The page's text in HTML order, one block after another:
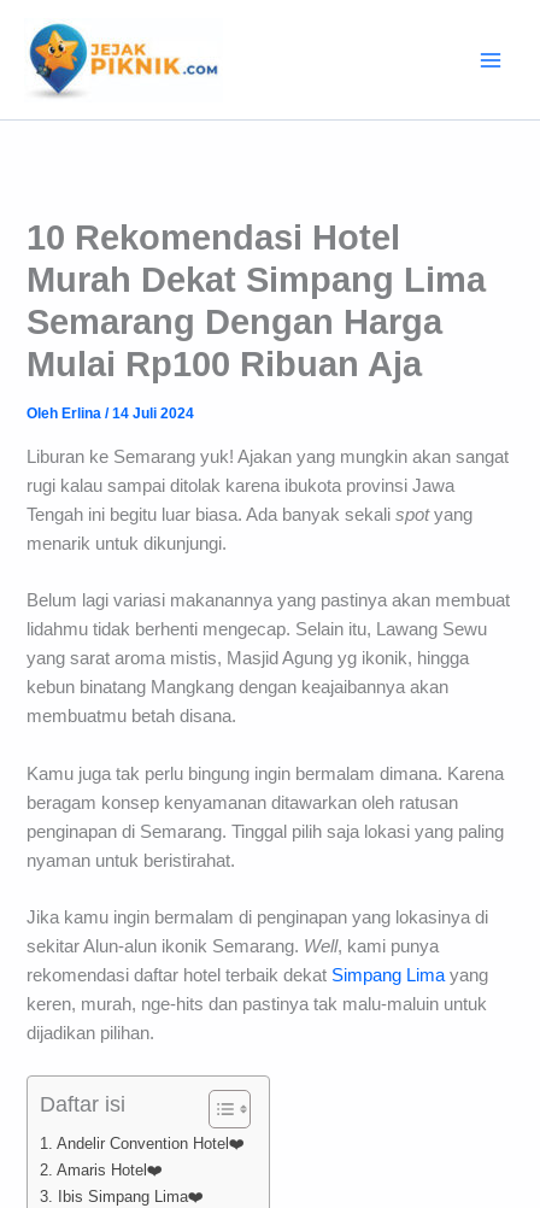
konten
10 Rekomendasi Hotel
Murah Dekat Simpang Lima
Semarang Dengan Harga
Mulai Rp100 Ribuan Aja
Oleh Erlina/14 Juli 2024
Liburan ke Semarang yuk! Ajakan yang mungkin akan sangat
rugi kalau sampai ditolak karena ibukota provinsi Jawa
Tengah ini begitu luar biasa. Ada banyak sekalispotyang
menarik untuk dikunjungi.
Belum lagi variasi makanannya yang pastinya akan membuat
lidahmu tidak berhenti mengecap. Selain itu, Lawang Sewu
yang sarat aroma mistis, Masjid Agung yg ikonik, hingga
kebun binatang Mangkang dengan keajaibannya akan
membuatmu betah disana.
Kamu juga tak perlu bingung ingin bermalam dimana. Karena
beragam konsep kenyamanan ditawarkan oleh ratusan
penginapan di Semarang. Tinggal pilih saja lokasi yang paling
nyaman untuk beristirahat.
Jika kamu ingin bermalam di penginapan yang lokasinya di
sekitar Alun-alun ikonik Semarang. Well, kami punya
rekomendasi daftar hotel terbaik dekat Simpang Lima yang
keren, murah, nge-hits dan pastinya tak malu-maluin untuk
dijadikan pilihan.
Daftar isi
1. Andelir Convention Hotel❤️
2. Amaris Hotel❤️
3. Ibis Simpang Lima❤️